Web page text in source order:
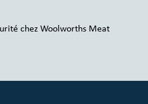
chez Woolworths Meat